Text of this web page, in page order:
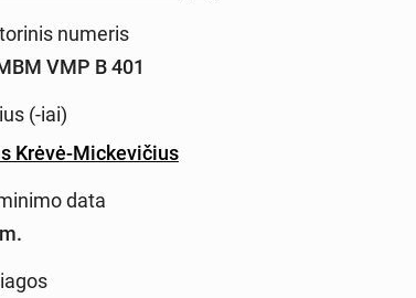
numeris
VMP B 401
(-iai)
Krėvė-Mickevičius
data